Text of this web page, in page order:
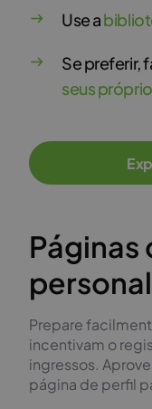
Use a
Se preferir,
seus
Páginas
Prepare
incentivam o
ingressos.
página de perfil